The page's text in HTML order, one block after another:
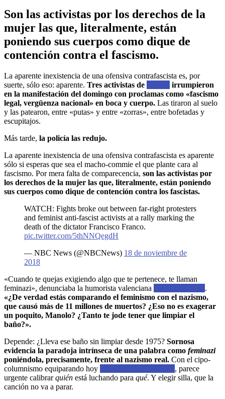
Son las activistas por los derechos de la
mujer las que, literalmente, están
poniendo sus cuerpos como dique de
contención contra el fascismo.
La aparente inexistencia de una ofensiva contrafascista es, por
suerte, sólo eso: aparente. Tres activistas de
irrumpieron
en la manifestación del domingo con proclamas como «fascismo
legal, vergüenza nacional» en boca y cuerpo. Las tiraron al suelo
y las patearon, entre «putas» y entre «zorras», entre bofetadas y
escupitajos.
Más tarde, la policía las redujo.
La aparente inexistencia de una ofensiva contrafascista es aparente
sólo si esperas que sea el macho-commie el que plante cara al
fascismo. Por mera falta de comparecencia, son las activistas por
los derechos de la mujer las que, literalmente, están poniendo
sus cuerpos como dique de contención contra los fascistas.
WATCH: Fights broke out between far-right protesters
and feminist anti-fascist activists at a rally marking the
death of the dictator Francisco Franco.
pic.twitter.com/5thNNQegdH
— NBC News (@NBCNews) 18 de noviembre de
2018
«Cuando te quejas exigiendo algo que te pertenece, te llaman
feminazi», denunciaba la humorista valenciana
.
«¿De verdad estás comparando el feminismo con el nazismo,
que causó más de 11 millones de muertos? ¿Eso no es exagerar
un poquito, Manolo? ¿Tanto te jode tener que limpiar el
baño?».
Depende: ¿Lleva ese baño sin limpiar desde 1975? Sornosa
evidencia la paradoja intrínseca de una palabra como feminazi
poniéndola, precisamente, frente al nazismo real. Con el cipo-
columnismo equiparando hoy
, parece
urgente calibrarquién está luchando para qué. Y elegir silla, que la
canción no va a parar.